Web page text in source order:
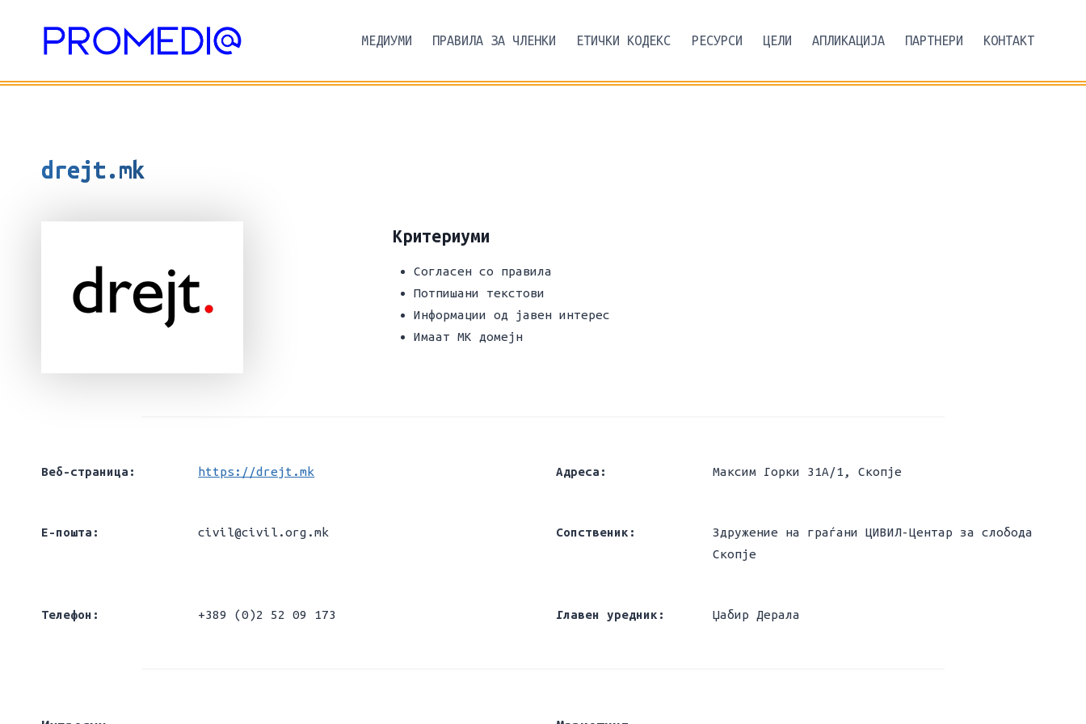
content
МЕДИУМИ ПРАВИЛА ЗА ЧЛЕНКИ ЕТИЧКИ КОДЕКС РЕСУРСИ ЦЕЛИ АПЛИКАЦИЈА ПАРТНЕРИ КОНТАКТ
drejt.mk
Критериуми
Согласен со правила
Потпишани текстови
Информации од јавен интерес
Имаат МК домејн
Веб-страница: https://drejt.mk Адреса: Максим Горки 31А/1, Скопје
Е-пошта: civil@civil.org.mk Сопственик:
Здружение на граѓани ЦИВИЛ-Центар за слобода
Скопје
Телефон: +389 (0)2 52 09 173 Главен уредник: Џабир Дерала